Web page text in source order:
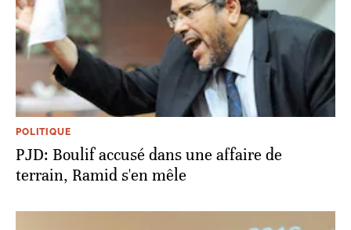
POLITIQUE
PJD: Boulif accusé dans une affaire de
terrain, Ramid s'en mêle